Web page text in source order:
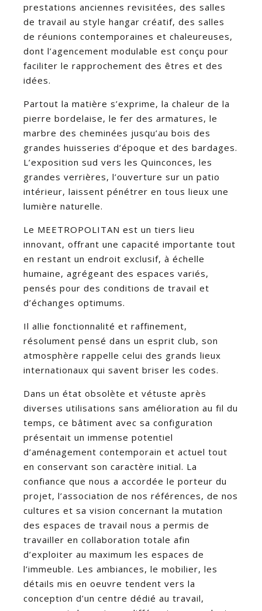
prestations anciennes revisitées, des salles
de travail au style hangar créatif, des salles
de réunions contemporaines et chaleureuses,
dont l’agencement modulable est conçu pour
faciliter le rapprochement des êtres et des
idées.
Partout la matière s’exprime, la chaleur de la
pierre bordelaise, le fer des armatures, le
marbre des cheminées jusqu’au bois des
grandes huisseries d’époque et des bardages.
L’exposition sud vers les Quinconces, les
grandes verrières, l’ouverture sur un patio
intérieur, laissent pénétrer en tous lieux une
lumière naturelle.
Le MEETROPOLITAN est un tiers lieu
innovant, offrant une capacité importante tout
en restant un endroit exclusif, à échelle
humaine, agrégeant des espaces variés,
pensés pour des conditions de travail et
d’échanges optimums.
Il allie fonctionnalité et raffinement,
résolument pensé dans un esprit club, son
atmosphère rappelle celui des grands lieux
internationaux qui savent briser les codes.
Dans un état obsolète et vétuste après
diverses utilisations sans amélioration au fil du
temps, ce bâtiment avec sa configuration
présentait un immense potentiel
d’aménagement contemporain et actuel tout
en conservant son caractère initial. La
confiance que nous a accordée le porteur du
projet, l’association de nos références, de nos
cultures et sa vision concernant la mutation
des espaces de travail nous a permis de
travailler en collaboration totale afin
d’exploiter au maximum les espaces de
l’immeuble. Les ambiances, le mobilier, les
détails mis en oeuvre tendent vers la
conception d’un centre dédié au travail,